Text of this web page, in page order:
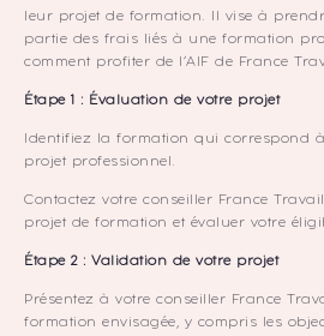
leur projet de formation. Il vise à
partie des frais liés à une formation
comment profiter de l’AIF de France
Étape 1 : Évaluation de votre projet
Identifiez la formation qui correspond
projet professionnel.
Contactez votre conseiller France
projet de formation et évaluer votre
Étape 2 : Validation de votre projet
Présentez à votre conseiller France
formation envisagée, y compris les